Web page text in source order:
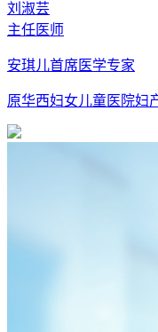
刘淑芸
主任医师
安琪儿首席医学专家
原华西妇女儿童医院妇